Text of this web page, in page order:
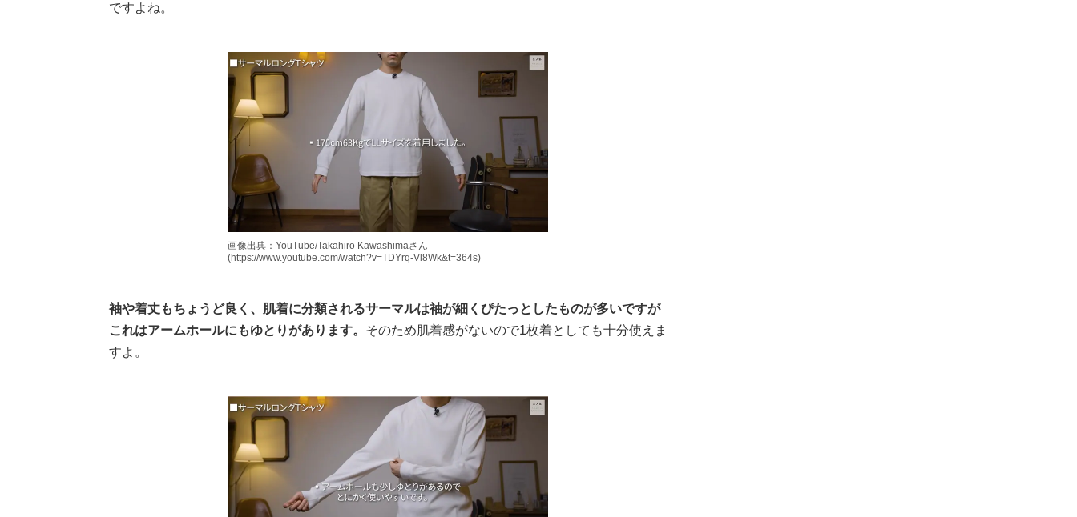
ですよね。
画像出典：YouTube/Takahiro Kawashimaさん
(https://www.youtube.com/watch?v=TDYrq-Vl8Wk&t=364s)
袖や着丈もちょうど良く、肌着に分類されるサーマルは袖が細くぴたっとしたものが多いですが
これはアームホールにもゆとりがあります。 そのため肌着感がないので1枚着としても十分使えま
すよ。